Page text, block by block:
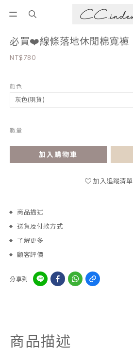
必買❤️線條落地休閒棉寬褲
NT$780
顏色
數量
加入購物車
加入追蹤清單
商品描述
送貨及付款方式
了解更多
顧客評價
分享到
商品描述